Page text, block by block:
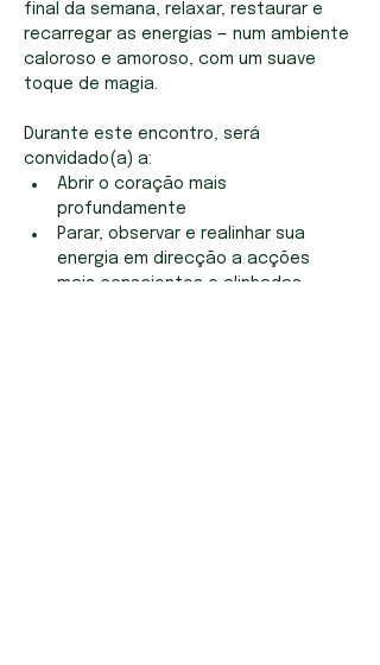
final da semana, relaxar, restaurar e
recarregar as energias — num ambiente
caloroso e amoroso, com um suave
toque de magia.
Durante este encontro, será
convidado(a) a:
Abrir o coração mais
profundamente
Parar, observar e realinhar sua
energia em direcção a acções
mais conscientes e alinhadas